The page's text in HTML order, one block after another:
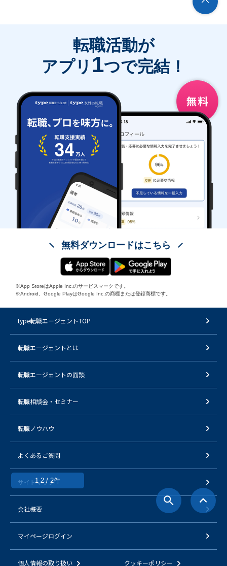
1-2 / 2件
転職活動が
アプリ 1つで完結！
無料ダウンロードはこちら
※App StoreはApple Inc.のサービスマークです。
※Android、Google PlayはGoogle Inc.の商標または登録商標です。
type転職エージェントTOP
転職エージェントとは
転職エージェントの面談
転職相談会・セミナー
転職ノウハウ
よくあるご質問
サイトマップ
会社概要
マイページログイン
個人情報の取り扱い クッキーポリシー